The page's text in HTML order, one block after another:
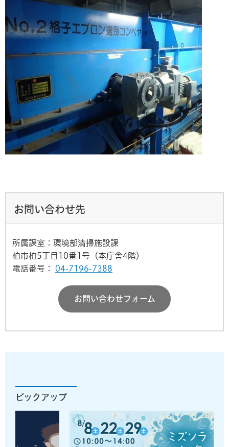
お問い合わせ先
所属課室：環境部清掃施設課
柏市柏5丁目10番1号（本庁舎4階）
電話番号：
04-7196-7388
お問い合わせフォーム
ピックアップ